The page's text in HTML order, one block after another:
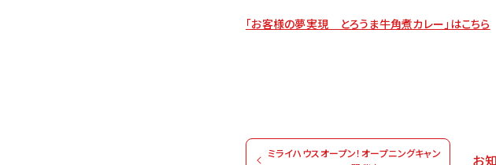
「お客様の夢実現 とろうま牛角煮カレー」はこちら
ミライハウスオープン！オープニングキャン
お